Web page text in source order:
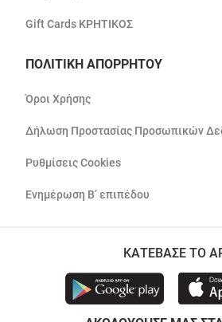
Gift Cards ΚΡΗΤΙΚΟΣ
ΠΟΛΙΤΙΚΗ ΑΠΟΡΡΗΤΟΥ
Όροι Χρήσης
Δήλωση Προστασίας Προσωπικών
Ρυθμίσεις Cookies
Ενημέρωση Β’ επιπέδου
ΚΑΤΕΒΑΣΕ ΤΟ